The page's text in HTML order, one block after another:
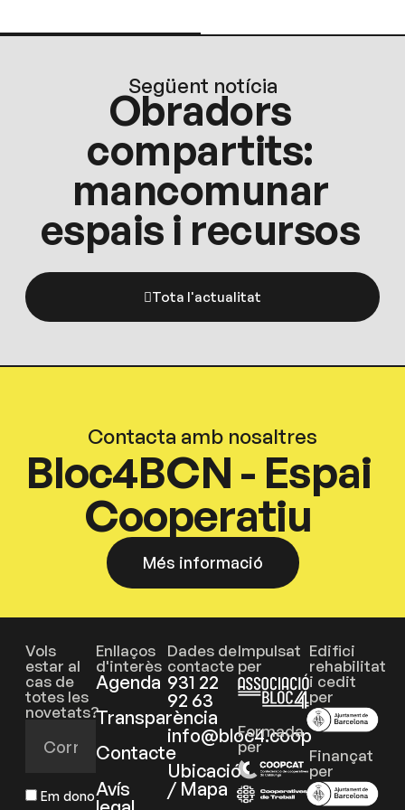
Següent notícia
Obradors
compartits:
mancomunar
espais i recursos
Tota l'actualitat
Contacta amb nosaltres
Bloc4BCN - Espai
Cooperatiu
Més informació
Vols
estar al
cas de
totes les
novetats?
Em dono
Enllaços
d'interès
Agenda
Transparència
Contacte
Avís
Dades de
contacte
931 22
92 63
info@bloc4.coop
Ubicació
/ Mapa
Impulsat
per
Formada
per
Edifici
rehabilitat
i cedit
per
Finançat
per